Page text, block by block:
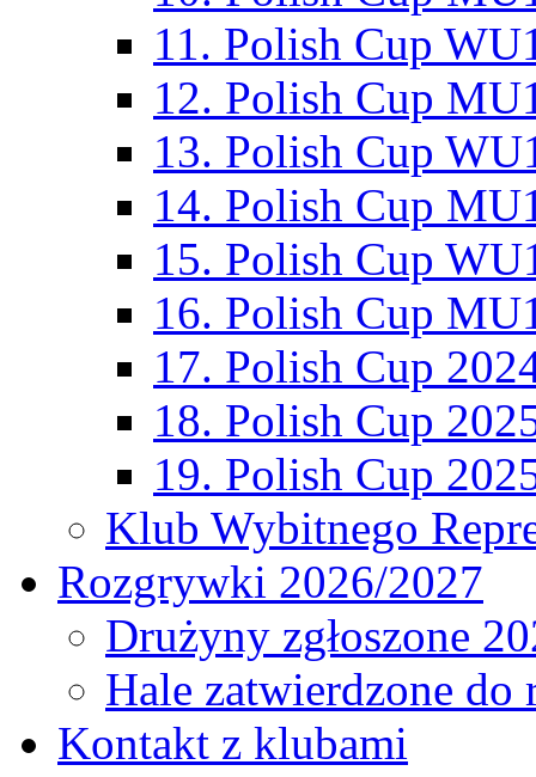
11. Polish Cup
12. Polish Cup
13. Polish Cup
14. Polish Cup
15. Polish Cup
16. Polish Cup
17. Polish Cup
18. Polish Cup
19. Polish Cup
Klub Wybitnego
Rozgrywki 2026/2027
Drużyny zgłoszone
Hale zatwierdzone
Kontakt z klubami